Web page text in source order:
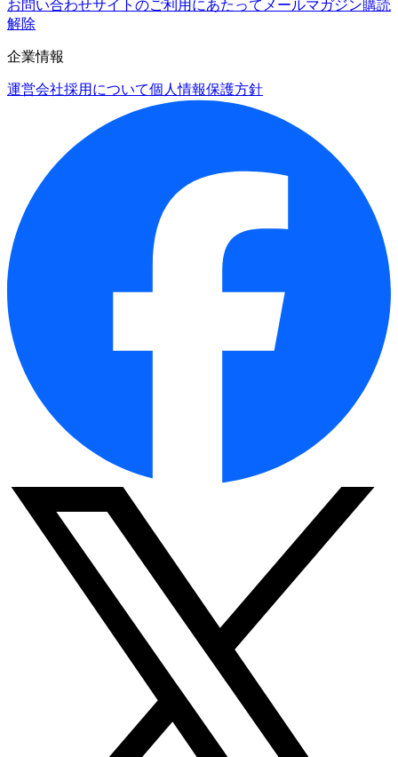
お問い合わせサイトのご利用にあたって メールマガジン購読
解除
企業情報
運営会社採用について個人情報保護方針